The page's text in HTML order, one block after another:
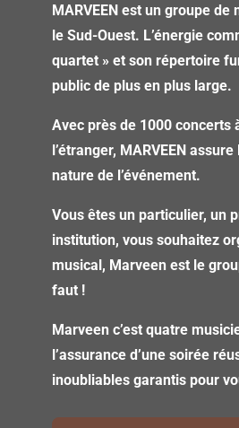
MARVEEN est un groupe
le Sud-Ouest. L’énergie
quartet » et son répertoire
public de plus en plus large.
Avec près de 1000 concerts
l’étranger, MARVEEN
nature de l’événement.
Vous êtes un particulier, un
institution, vous souhaitez
musical, Marveen est le
faut !
Marveen c’est quatre
l’assurance d’une soirée
inoubliables garantis pour